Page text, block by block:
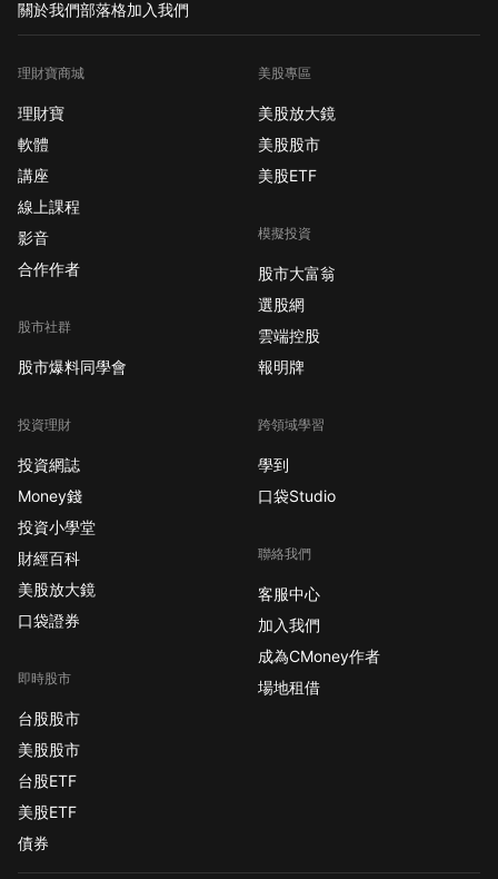
關於我們部落格加入我們
理財寶商城
理財寶
軟體
講座
線上課程
影音
合作作者
股市社群
股市爆料同學會
投資理財
投資網誌
Money錢
投資小學堂
財經百科
美股放大鏡
口袋證券
即時股市
台股股市
美股股市
台股ETF
美股ETF
債券
美股專區
美股放大鏡
美股股市
美股ETF
模擬投資
股市大富翁
選股網
雲端控股
報明牌
跨領域學習
學到
口袋Studio
聯絡我們
客服中心
加入我們
成為CMoney作者
場地租借